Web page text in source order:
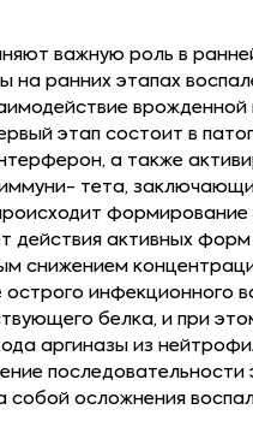
важную роль в
ранних этапах
этап состоит в
а также
тета,
действия активных
снижением
инфекционного
белка, и при
аргиназы из
собой осложнения